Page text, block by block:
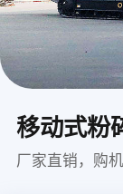
移动式粉
厂家直销，购